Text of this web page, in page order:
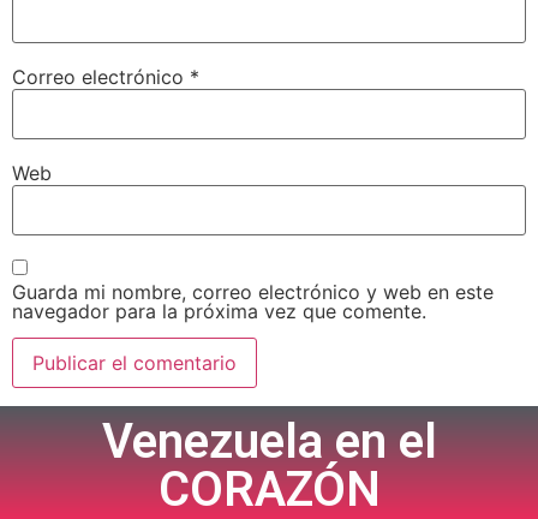
Correo electrónico *
Web
Guarda mi nombre, correo electrónico y web en este
navegador para la próxima vez que comente.
Venezuela en el
CORAZÓN